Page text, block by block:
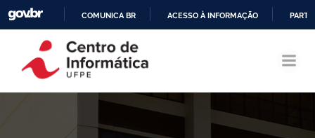
CONTEÚDO
COMUNICA BR ACESSO À INFORMAÇÃO